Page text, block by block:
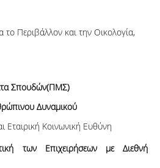
το Περιβάλλον και την Οικολογία,
Σπουδών(ΠΜΣ)
Δυναμικού
Εταιρική Κοινωνική Ευθύνη
των Επιχειρήσεων με Διεθνή